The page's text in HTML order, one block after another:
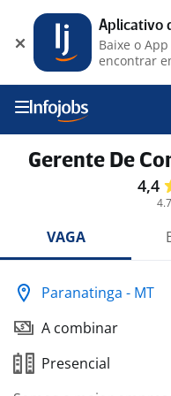
Gerente De
4,4
VAGA
Paranatinga - MT
A combinar
Presencial
Aplicativo
Baixe o
encontrar